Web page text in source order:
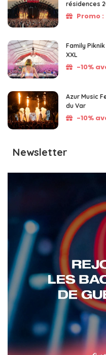
résidences
Promo
Family
XXL
-10%
Azur Music
du Var
-10%
Newsletter